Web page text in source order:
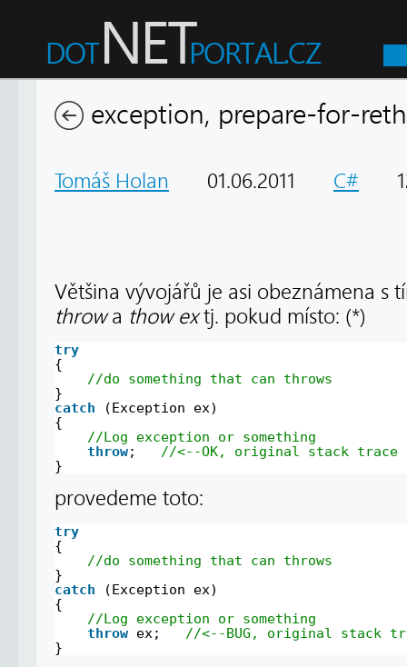
exception, prepare-for-
Tomáš Holan 01.06.2011 C#
Většina vývojářů je asi obeznámena s
throwa thow extj. pokud místo: (*)
try
{
//do something that can throws
}
catch
(Exception ex)
{
//Log exception or something
throw;
//<--OK, original stack trace
}
provedeme toto:
try
{
//do something that can throws
}
catch
(Exception ex)
{
//Log exception or something
throw ex;
//<--BUG, original stack
}